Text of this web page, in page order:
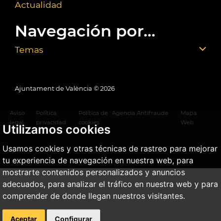
Utilizamos cookies
Usamos cookies y otras técnicas de rastreo para mejorar
tu experiencia de navegación en nuestra web, para
mostrarte contenidos personalizados y anuncios
adecuados, para analizar el tráfico en nuestra web y para
comprender de donde llegan nuestros visitantes.
Aceptar Configurar
Actualidad
Navegación por...
Temas
Ajuntament de València © 2026
Aviso
legal
Política
privacidad
Política de
cookies
Agencia Antifraude
Mapa
Web